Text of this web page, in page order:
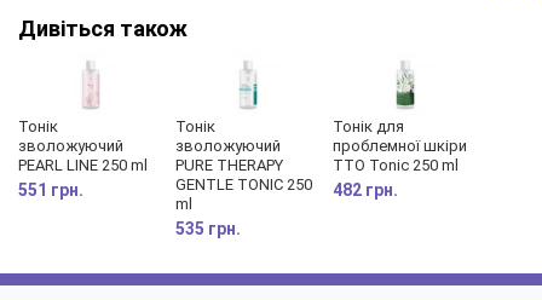
Нова покращена формула забезпечить інтенсивне й тривале
зволоження вашої шкіри. Завдяки приємній консистенції
шкіра стає оксамитовою на дотик. Ніжний квітково-пудровий
аромат робить процес догляду ще приємнішим. Шкіра,
що перебуває під дбайливим захистом OLIVE OIL LINE, сяятиме
енергією та свіжістю.
Косметику OLIVE OIL LINE можна застосовувати
Дивіться також
Тонік
зволожуючий
PEARL LINE 250 ml
551 грн.
Тонік
зволожуючий
PURE THERAPY
GENTLE TONIC 250
ml
535 грн.
Тонік для
проблемної шкіри
TTO Tonic 250 ml
482 грн.